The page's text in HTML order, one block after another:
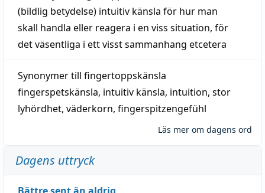
(bildlig betydelse) intuitiv känsla för hur man
skall handla eller reagera i en viss situation, för
det väsentliga i ett visstsammanhang etcetera
Synonymer till fingertoppskänsla
fingerspetskänsla, intuitiv känsla, intuition, stor
lyhördhet, väderkorn, fingerspitzengefühl
Läs mer om dagens ord
Dagens uttryck